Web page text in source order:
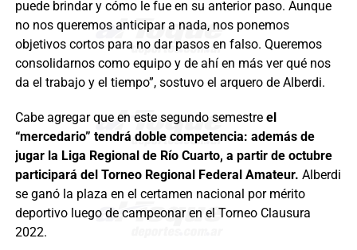
puede brindar y cómo le fue en su anterior paso. Aunque
no nos queremos anticipar a nada, nos ponemos
objetivos cortos para no dar pasos en falso. Queremos
consolidarnos como equipo y de ahí en más ver qué nos
da el trabajo y el tiempo”, sostuvo el arquero de Alberdi.
Cabe agregar que en este segundo semestre el
“mercedario” tendrá doble competencia: además de
jugar la Liga Regional de Río Cuarto, a partir de octubre
participará del Torneo Regional Federal Amateur. Alberdi
se ganó la plaza en el certamen nacional por mérito
deportivo luego de campeonar en el Torneo Clausura
2022.